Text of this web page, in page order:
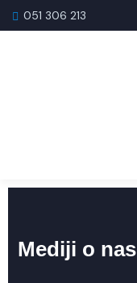
051 306 213
Mediji o nas